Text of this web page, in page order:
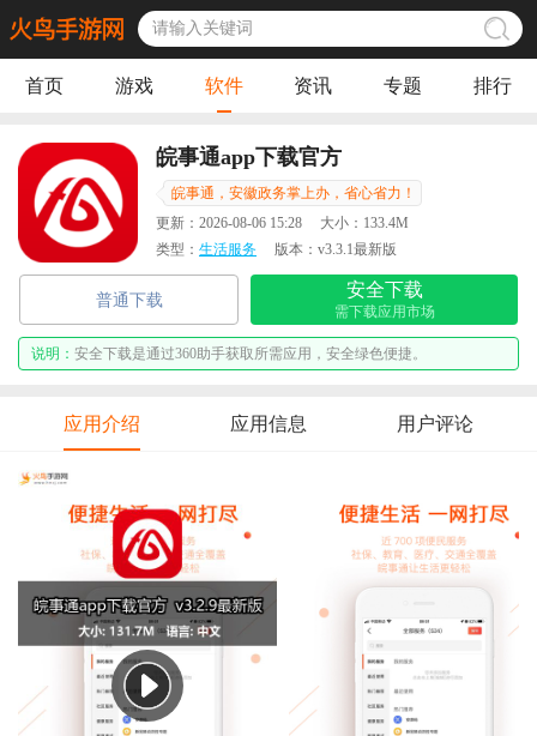
首页 游戏 软件 资讯 专题 排行
皖事通app下载官方
皖事通，安徽政务掌上办，省心省力！
更新： 2026-08-06 15:28 大小： 133.4M
类型： 生活服务 版本： v3.3.1最新版
普通下载
安全下载
需下载应用市场
说明： 安全下载是通过360助手获取所需应用，安全绿色便捷。
应用介绍 应用信息 用户评论